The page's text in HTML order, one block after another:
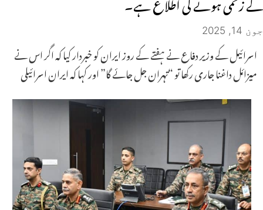
جون 14, 2025
اسرائیل کے وزیر دفاع نے ہفتے کے روز ایران کو خبردار کیا کہ اگر اس نے
میزائل داغنا جاری رکھا تو “تہران جل جائے گا” اور کہا کہ ایران اسرائیلی